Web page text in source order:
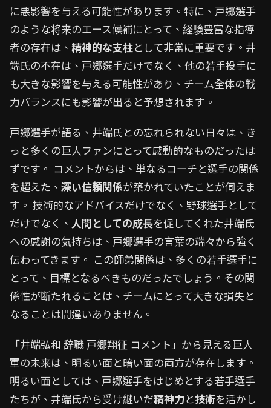
に悪影響を与える可能性があります。特に、戸郷選手
のような将来のエース候補にとって、経験豊富な指導
者の存在は、 精神的な支柱として非常に重要です。井
端氏の不在は、戸郷選手だけでなく、他の若手投手に
も大きな影響を与える可能性があり、チーム全体の戦
力バランスにも影響が出ると予想されます。
戸郷選手が語る、井端氏との忘れられない日々は、き
っと多くの巨人ファンにとって感動的なものだったは
ずです。 コメントからは、単なるコーチと選手の関係
を超えた、 深い信頼関係が築かれていたことが伺えま
す。 技術的なアドバイスだけでなく、野球選手として
だけでなく、 人間としての成長を促してくれた井端氏
への感謝の気持ちは、戸郷選手の言葉の端々から強く
伝わってきます。 この師弟関係は、多くの若手選手に
とって、目標となるべきものだったでしょう。その関
係性が断たれることは、チームにとって大きな損失と
なることは間違いありません。
「井端弘和 辞職 戸郷翔征 コメント」から見える巨人
軍の未来は、明るい面と暗い面の両方が存在します。
明るい面としては、戸郷選手をはじめとする若手選手
たちが、井端氏から受け継いだ精神力と技術を活かし